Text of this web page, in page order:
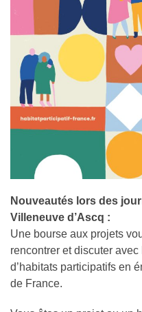
Nouveautés lors des
Villeneuve d’Ascq :
Une bourse aux projets
rencontrer et discuter
d’habitats participatifs en
de France.